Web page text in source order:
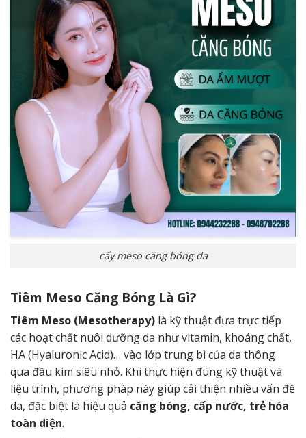
cấy meso căng bóng da
Tiêm Meso Căng Bóng Là Gì?
Tiêm Meso (Mesotherapy) là kỹ thuật đưa trực tiếp
các hoạt chất nuôi dưỡng da như vitamin, khoáng chất,
HA (Hyaluronic Acid)… vào lớp trung bì của da thông
qua đầu kim siêu nhỏ. Khi thực hiện đúng kỹ thuật và
liệu trình, phương pháp này giúp cải thiện nhiều vấn đề
da, đặc biệt là hiệu quả căng bóng, cấp nước, trẻ hóa
toàn diện.